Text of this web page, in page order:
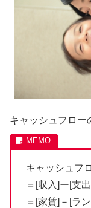
キャッシュフロー
キャッシュフ
＝[収入]ー[支
＝[家賃]－[ラ